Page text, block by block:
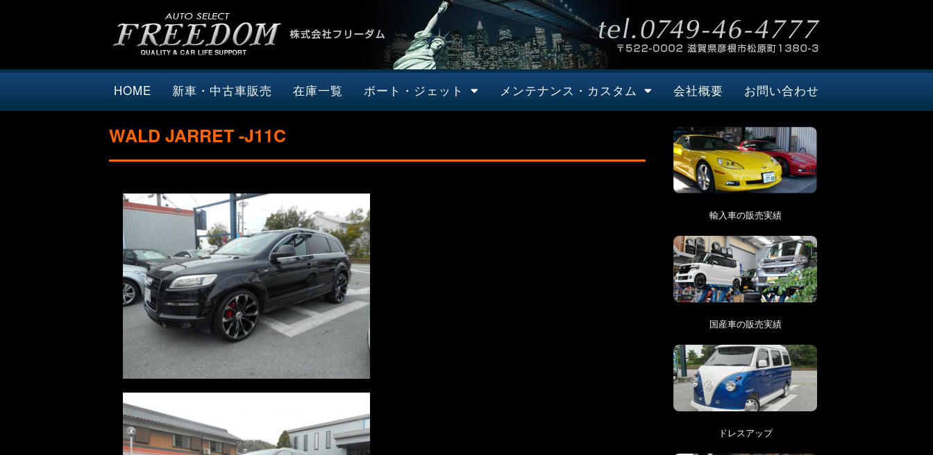
HOME 新車・中古車販売 在庫一覧 ボート・ジェット メンテナンス・カスタム 会社概要 お問い合わせ
WALD JARRET -J11C
輸入車の販売実績
国産車の販売実績
ドレスアップ